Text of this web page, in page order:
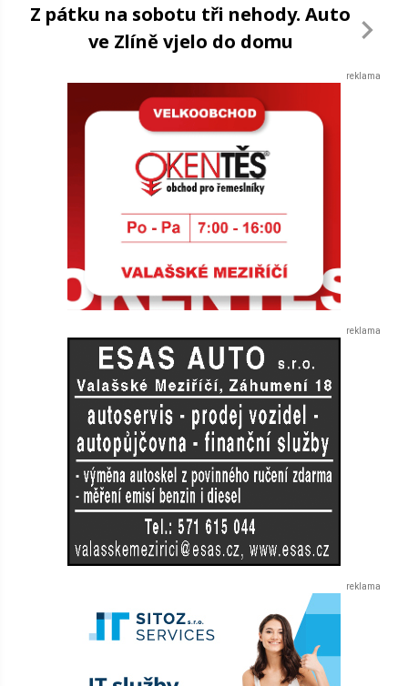
Z pátku na sobotu tři nehody. Auto
ve Zlíně vjelo do domu